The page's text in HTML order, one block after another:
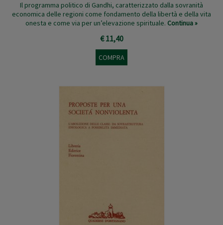
Il programma politico di Gandhi, caratterizzato dalla sovranità
economica delle regioni come fondamento della libertà e della vita
onesta e come via per un’elevazione spirituale. Continua »
€ 11,40
COMPRA